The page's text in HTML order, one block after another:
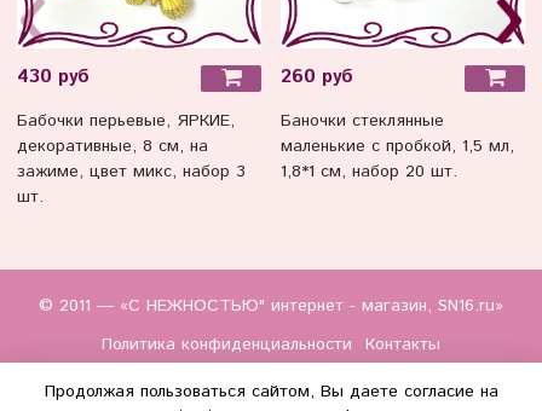
430 руб
Бабочки перьевые, ЯРКИЕ,
декоративные, 8 см, на
зажиме, цвет микс, набор 3
шт.
260 руб
Баночки стеклянные
маленькие с пробкой, 1,5 мл,
1,8*1 см, набор 20 шт.
© 2011 — «С НЕЖНОСТЬЮ" интернет - магазин, SN16.ru»
Политика конфиденциальности
Контакты
Продолжая пользоваться сайтом, Вы даете согласие на